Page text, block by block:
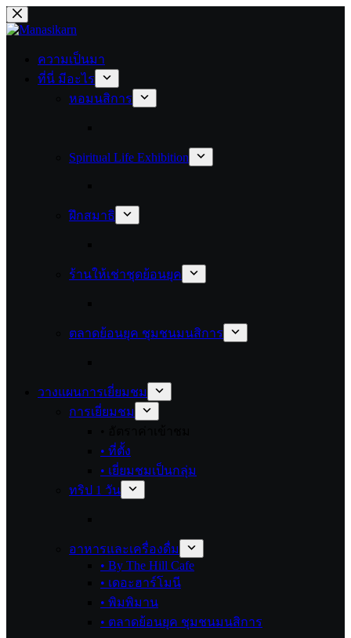
Skip
to
ความเป็นมา
ที่นี่ มีอะไร
หอมนสิการ
Spiritual Life Exhibition
ฝึกสมาธิ
ร้านให้เช่าชุดย้อนยุค
ตลาดย้อนยุค ชุมชนมนสิการ
วางแผนการเยี่ยมชม
การเยี่ยมชม
• ที่ตั้ง
• เยี่ยมชมเป็นกลุ่ม
ทริป 1 วัน
อาหารและเครื่องดื่ม
• By The Hill Cafe
• เดอะฮาร์โมนี
• พิมพิมาน
• ตลาดย้อนยุค ชุมชนมนสิการ